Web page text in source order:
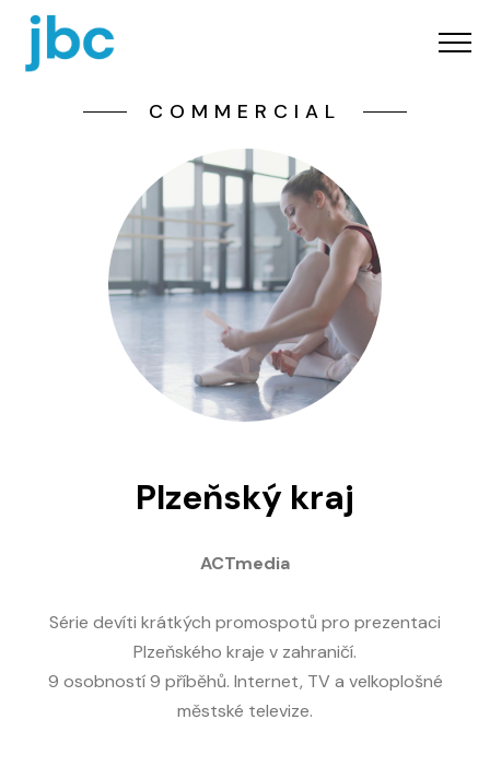
COMMERCIAL
Plzeňský kraj
ACTmedia
Série devíti krátkých promospotů pro prezentaci
Plzeňského kraje v zahraničí.
9 osobností 9 příběhů. Internet, TV a velkoplošné
městské televize.